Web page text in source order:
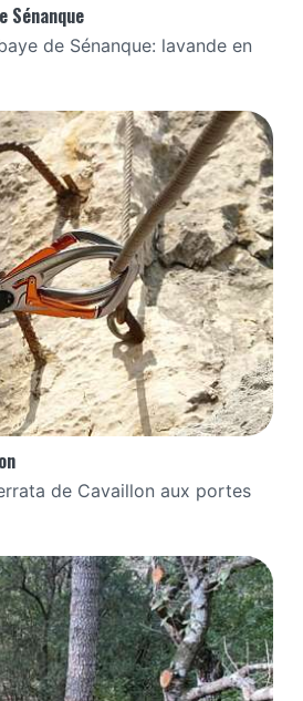
Sénanque
de Sénanque: lavande en
de Cavaillon aux portes